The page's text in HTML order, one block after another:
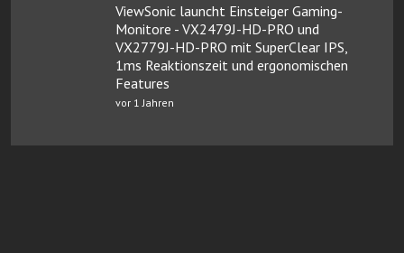
ViewSonic launcht Einsteiger Gaming-
Monitore - VX2479J-HD-PRO und
VX2779J-HD-PRO mit SuperClear IPS,
1ms Reaktionszeit und ergonomischen
Features
vor 1 Jahren